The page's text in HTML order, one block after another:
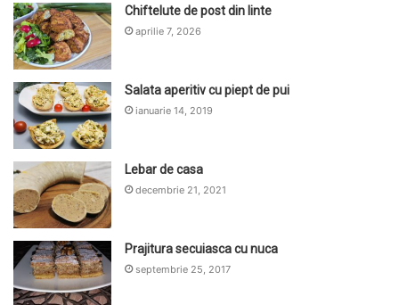
Chiftelute de post din linte
aprilie 7, 2026
Salata aperitiv cu piept de pui
ianuarie 14, 2019
Lebar de casa
decembrie 21, 2021
Prajitura secuiasca cu nuca
septembrie 25, 2017